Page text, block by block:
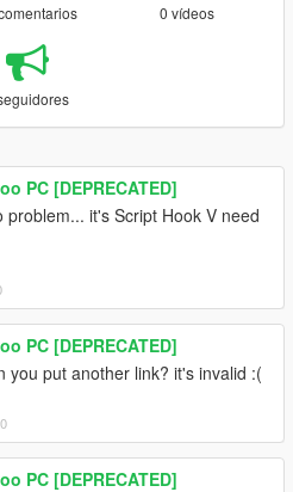
0 vídeos
PC [DEPRECATED]
problem... it's Script Hook V need
PC [DEPRECATED]
you put another link? it's invalid :(
PC [DEPRECATED]